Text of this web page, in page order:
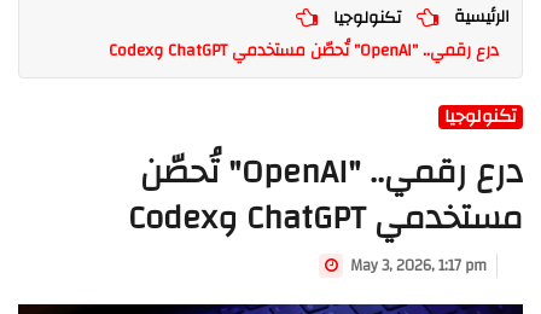
الرئيسية
تكنولوجيا
درع رقمي.. "OpenAI" تُحصّن مستخدمي ChatGPT وCodex
تكنولوجيا
درع رقمي.. "OpenAI" تُحصّن
مستخدمي ChatGPT وCodex
May 3, 2026, 1:17 pm